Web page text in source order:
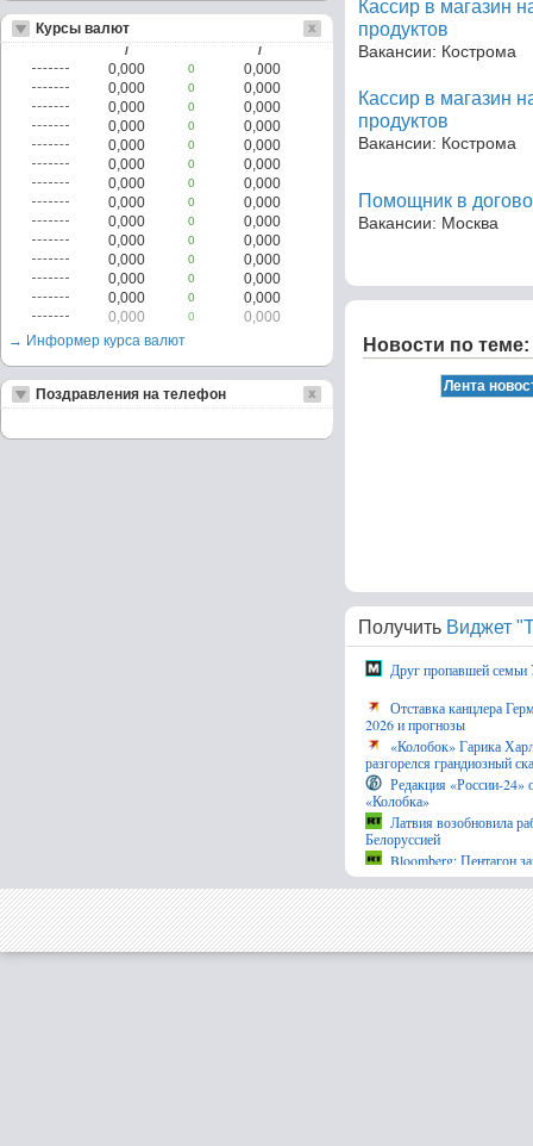
Кассир в магазин
продуктов
Вакансии: Кострома
Кассир в магазин
продуктов
Вакансии: Кострома
Помощник в
Вакансии: Москва
Новости по
Получить Виджет
Друг пропавшей семьи
Отставка канцлера
2026 и прогнозы
«Колобок» Гарика
разгорелся грандиозный
рублейРедакция «России-24»
«Колобка»
Латвия возобновила
Белоруссией
Bloomberg: Пентагон
$400 млн - RT Russia -
В Гусеве поздравили
физкультурника » Gusev-
Курсы валют
/ /
0,000 0
0,000
0,000
0
0,000
0,000
0
0,000
0,000
0
0,000
0,000
0
0,000
0,000
0
0,000
0,000
0
0,000
0,000
0
0,000
0,000
0
0,000
0,000
0
0,000
0,000
0
0,000
0,000
0
0,000
0,000
0
0,000
0,000
0
0,000
→ Информер курса валют
Поздравления на телефон